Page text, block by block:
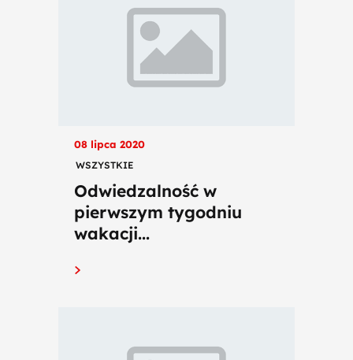
08 lipca 2020
WSZYSTKIE
Odwiedzalność w
pierwszym tygodniu
wakacji...